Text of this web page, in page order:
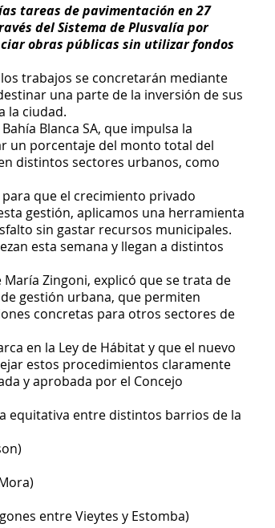
tareas de pavimentación en 27
del Sistema de Plusvalía por
obras públicas sin utilizar fondos
trabajos se concretarán mediante
una parte de la inversión de sus
la ciudad.
Blanca SA, que impulsa la
un porcentaje del monto total del
distintos sectores urbanos, como
que el crecimiento privado
gestión, aplicamos una herramienta
sin gastar recursos municipales.
esta semana y llegan a distintos
Zingoni, explicó que se trata de
gestión urbana, que permiten
concretas para otros sectores de
en la Ley de Hábitat y que el nuevo
estos procedimientos claramente
y aprobada por el Concejo
equitativa entre distintos barrios de la
entre Vieytes y Estomba)